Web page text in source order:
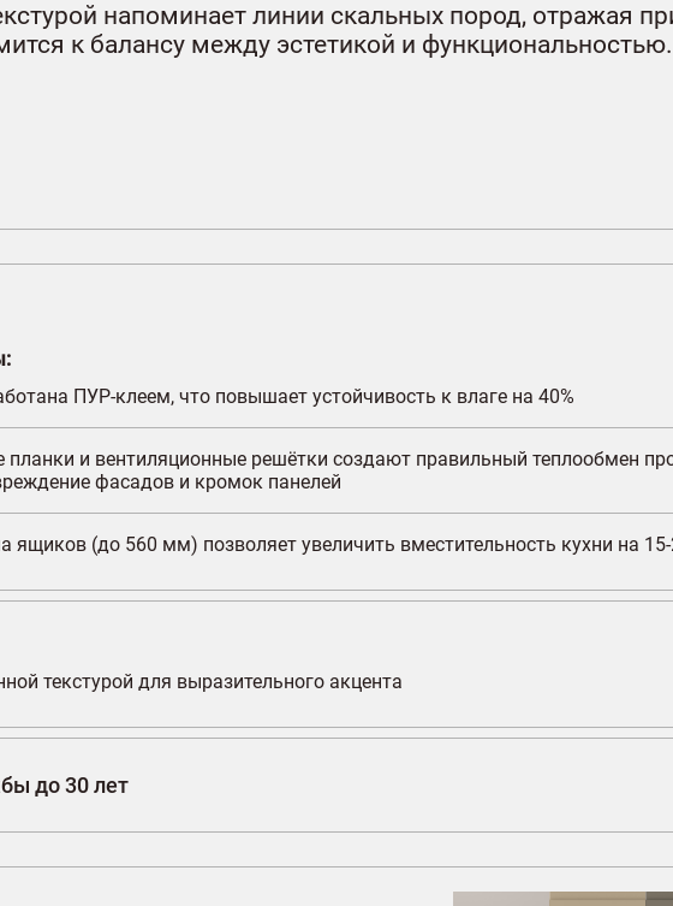
напоминает линии скальных пород, отражая
к балансу между эстетикой и функциональностью.
ПУР-клеем, что повышает устойчивость к влаге на 40%
и вентиляционные решётки создают правильный теплообмен
фасадов и кромок панелей
ящиков (до 560 мм) позволяет увеличить вместительность кухни на 15-
текстурой для выразительного акцента
до 30 лет